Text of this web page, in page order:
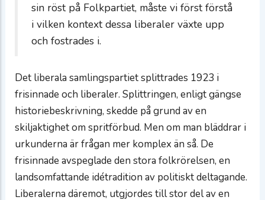
sin röst på Folkpartiet, måste vi först förstå
i vilken kontext dessa liberaler växte upp
och fostrades i.
Det liberala samlingspartiet splittrades 1923 i
frisinnade och liberaler. Splittringen, enligt gängse
historiebeskrivning, skedde på grund av en
skiljaktighet om spritförbud. Men om man bläddrar i
urkunderna är frågan mer komplex än så. De
frisinnade avspeglade den stora folkrörelsen, en
landsomfattande idétradition av politiskt deltagande.
Liberalerna däremot, utgjordes till stor del av en